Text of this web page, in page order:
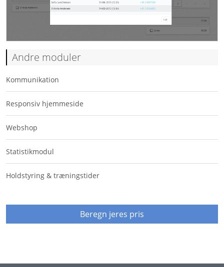
Andre moduler
Kommunikation
Responsiv hjemmeside
Webshop
Statistikmodul
Holdstyring & træningstider
Beregn jeres pris